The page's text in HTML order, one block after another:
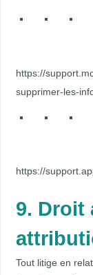
https://
supprimer-les-
https://
9. Droit
Tout litige en